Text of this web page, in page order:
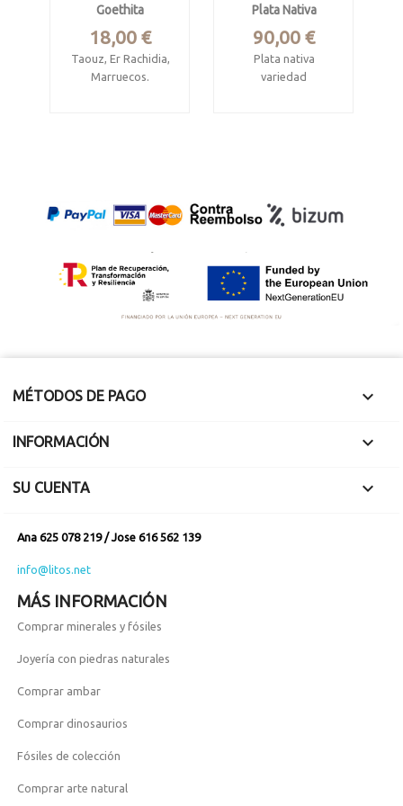
Goethita
Precio
18,00 €
Taouz, Er Rachidia,
Marruecos.
Plata Nativa
Precio
90,00 €
Plata nativa
variedad
Pieza de 3 x 3 x 1.5
Cristales
milimétricos muy
brillantes
MÉTODOS DE PAGO 
INFORMACIÓN 
SU CUENTA 
Ana 625 078 219 / Jose 616 562 139
info@litos.net
MÁS INFORMACIÓN
Comprar minerales y fósiles
Joyería con piedras naturales
Comprar ambar
Comprar dinosaurios
Fósiles de colección
Comprar arte natural